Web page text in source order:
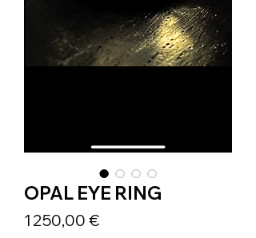
OPAL EYE RING
1 250,00 €Prix